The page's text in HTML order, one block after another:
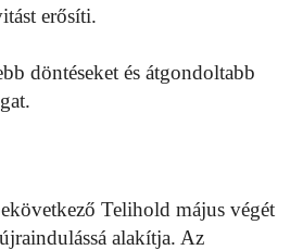
erősíti.
döntéseket és átgondoltabb
Telihold május végét
alakítja. Az